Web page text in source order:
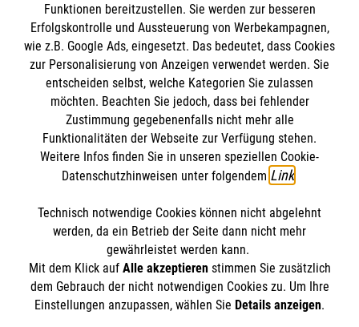
STORIES
HILFREICH
Themenübersicht
Einstieg in den Rettungsdienst Armut
Altenhilfe
Themenübersicht Über diesen Hub
Kontakt Impressum
Datenschutz Malteser.de
Funktionen bereitzustellen. Sie werden zur besseren
Erfolgskontrolle und Aussteuerung von Werbekampagnen,
wie z.B. Google Ads, eingesetzt. Das bedeutet, dass Cookies
zur Personalisierung von Anzeigen verwendet werden. Sie
entscheiden selbst, welche Kategorien Sie zulassen
möchten. Beachten Sie jedoch, dass bei fehlender
Zustimmung gegebenenfalls nicht mehr alle
Funktionalitäten der Webseite zur Verfügung stehen.
Weitere Infos finden Sie in unseren speziellen Cookie-
Datenschutzhinweisen unter folgendem Link
Technisch notwendige Cookies können nicht abgelehnt
werden, da ein Betrieb der Seite dann nicht mehr
gewährleistet werden kann.
Mit dem Klick auf Alle akzeptierenstimmen Sie zusätzlich
dem Gebrauch der nicht notwendigen Cookies zu. Um Ihre
Einstellungen anzupassen, wählen Sie Details anzeigen.